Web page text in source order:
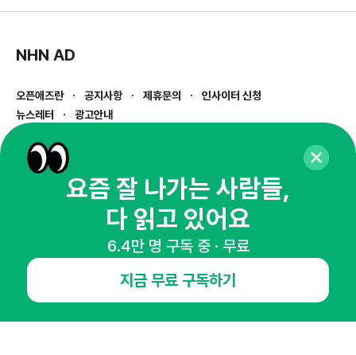
NHN AD
오픈애즈란 공지사항 제휴문의
인사이터 신청
뉴스레터
광고안내
경기도 성남시 분당구 대왕판교로645번길 16
사업자등록번호 : 144-81-27690(
통신판매업신고번호 : 2014-경기성남-1023
호스팅서비스사업자 : 오픈애즈
1800-2198
openads@openads.co.kr
이용약관
instagramthreadkakaotalk
요즘 잘 나가는 사람들,
다 읽고 있어요
6.4만 명 구독 중 · 무료
지금 무료 구독하기